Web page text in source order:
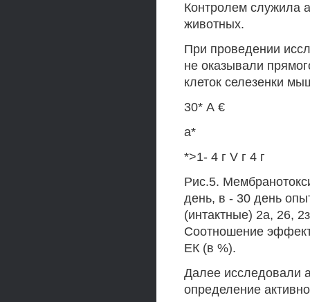
Контролем служила
животных.
При проведении
не оказывали
клеток селезенки
30* А €
а*
*>1- 4 г V г 4 г
Рис.5.
день, в - 30 день
(интактные) 2а, 26,
Соотношение
ЕК (в %).
Далее исследовали
определение